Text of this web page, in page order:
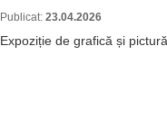
Publicat: 23.04.2026
Expoziție de grafică și